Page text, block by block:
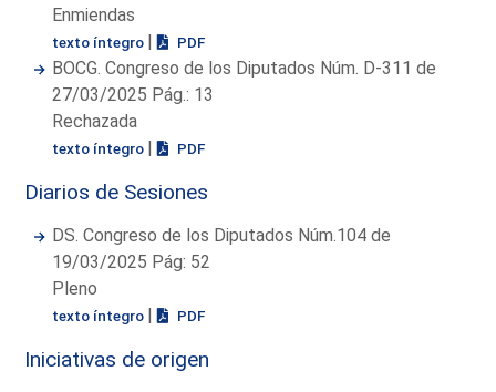
Enmiendas
texto íntegro | PDF
BOCG. Congreso de los Diputados Núm. D-311 de
27/03/2025 Pág.: 13
Rechazada
texto íntegro | PDF
Diarios de Sesiones
DS. Congreso de los Diputados Núm.104 de
19/03/2025 Pág: 52
Pleno
texto íntegro | PDF
Iniciativas de origen